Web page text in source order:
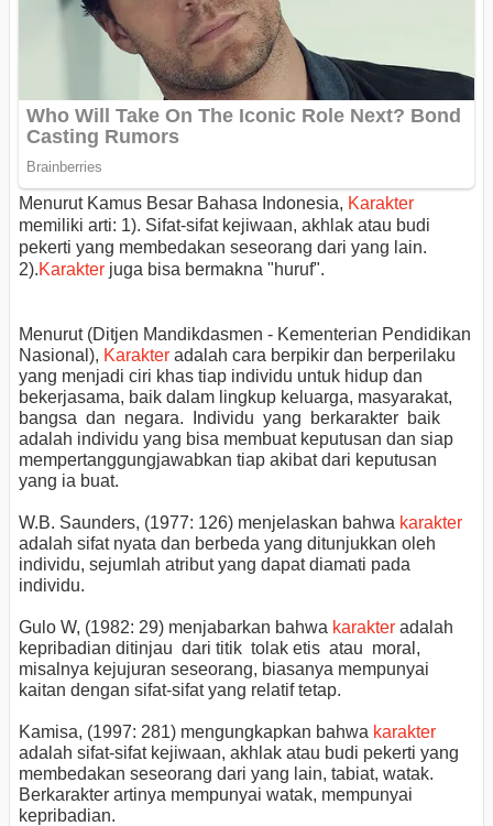
Menurut Kamus Besar Bahasa Indonesia, Karakter
memiliki arti: 1). Sifat-sifat kejiwaan, akhlak atau budi
pekerti yang membedakan seseorang dari yang lain.
2).Karakter juga bisa bermakna "huruf".
Menurut (Ditjen Mandikdasmen - Kementerian Pendidikan
Nasional), Karakter adalah cara berpikir dan berperilaku
yang menjadi ciri khas tiap individu untuk hidup dan
bekerjasama, baik dalam lingkup keluarga, masyarakat,
bangsa dan negara. Individu yang berkarakter baik
adalah individu yang bisa membuat keputusan dan siap
mempertanggungjawabkan tiap akibat dari keputusan
yang ia buat.
W.B. Saunders, (1977: 126) menjelaskan bahwa karakter
adalah sifat nyata dan berbeda yang ditunjukkan oleh
individu, sejumlah atribut yang dapat diamati pada
individu.
Gulo W, (1982: 29) menjabarkan bahwa karakter adalah
kepribadian ditinjau dari titik tolak etis atau moral,
misalnya kejujuran seseorang, biasanya mempunyai
kaitan dengan sifat-sifat yang relatif tetap.
Kamisa, (1997: 281) mengungkapkan bahwa karakter
adalah sifat-sifat kejiwaan, akhlak atau budi pekerti yang
membedakan seseorang dari yang lain, tabiat, watak.
Berkarakter artinya mempunyai watak, mempunyai
kepribadian.